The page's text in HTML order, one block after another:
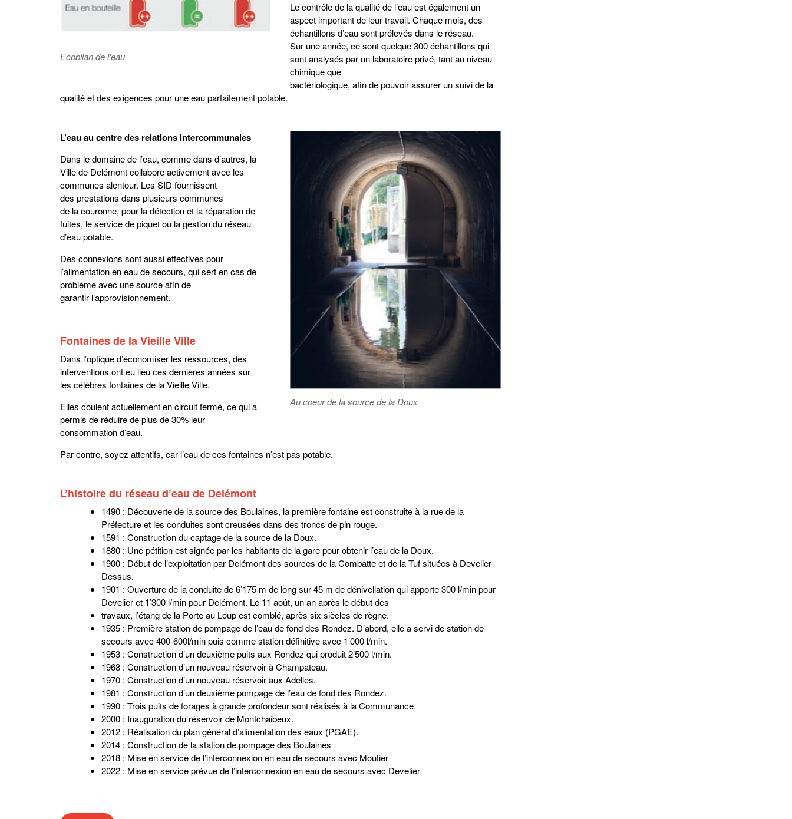
Ecobilan de l'eau
Le contrôle de la qualité de l’eau est également un
aspect important de leur travail. Chaque mois, des
échantillons d’eau sont prélevés dans le réseau.
Sur une année, ce sont quelque 300 échantillons qui
sont analysés par un laboratoire privé, tant au niveau
chimique que
bactériologique, afin de pouvoir assurer un suivi de la
qualité et des exigences pour une eau parfaitement potable.
Au coeur de la source de la Doux
L’eau au centre des relations intercommunales
Dans le domaine de l’eau, comme dans d’autres, la
Ville de Delémont collabore activement avec les
communes alentour. Les SID fournissent
des prestations dans plusieurs communes
de la couronne, pour la détection et la réparation de
fuites, le service de piquet ou la gestion du réseau
d’eau potable.
Des connexions sont aussi effectives pour
l’alimentation en eau de secours, qui sert en cas de
problème avec une source afin de
garantir l’approvisionnement.
Fontaines de la Vieille Ville
Dans l’optique d’économiser les ressources, des
interventions ont eu lieu ces dernières années sur
les célèbres fontaines de la Vieille Ville.
Elles coulent actuellement en circuit fermé, ce qui a
permis de réduire de plus de 30% leur
consommation d’eau.
Par contre, soyez attentifs, car l’eau de ces fontaines n’est pas potable.
L’histoire du réseau d’eau de Delémont
1490 : Découverte de la source des Boulaines, la première fontaine est construite à la rue de la
Préfecture et les conduites sont creusées dans des troncs de pin rouge.
1591 : Construction du captage de la source de la Doux.
1880 : Une pétition est signée par les habitants de la gare pour obtenir l’eau de la Doux.
1900 : Début de l’exploitation par Delémont des sources de la Combatte et de la Tuf situées à Develier-
Dessus.
1901 : Ouverture de la conduite de 6’175 m de long sur 45 m de dénivellation qui apporte 300 l/min pour
Develier et 1’300 l/min pour Delémont. Le 11 août, un an après le début des
travaux, l’étang de la Porte au Loup est comblé, après six siècles de règne.
1935 : Première station de pompage de l’eau de fond des Rondez. D’abord, elle a servi de station de
secours avec 400-600l/min puis comme station définitive avec 1’000 l/min.
1953 : Construction d’un deuxième puits aux Rondez qui produit 2’500 l/min.
1968 : Construction d’un nouveau réservoir à Champateau.
1970 : Construction d’un nouveau réservoir aux Adelles.
1981 : Construction d’un deuxième pompage de l’eau de fond des Rondez.
1990 : Trois puits de forages à grande profondeur sont réalisés à la Communance.
2000 : Inauguration du réservoir de Montchaibeux.
2012 : Réalisation du plan général d’alimentation des eaux (PGAE).
2014 : Construction de la station de pompage des Boulaines
2018 : Mise en service de l’interconnexion en eau de secours avec Moutier
2022 : Mise en service prévue de l’interconnexion en eau de secours avec Develier